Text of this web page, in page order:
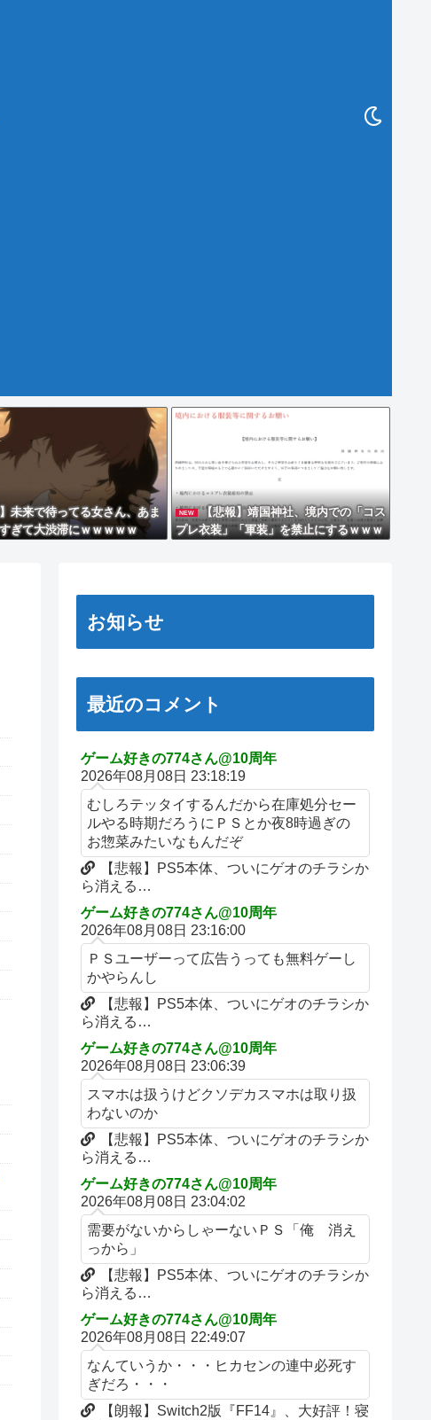
】未来で待ってる女さん、あま
ぎて大渋滞にｗｗｗｗｗ
NEW
【悲報】靖国神社、境内での「コス
プレ衣装」「軍装」を禁止にするｗｗｗ
お知らせ
最近のコメント
ゲーム好きの774さん@10周年
2026年08月08日 23:18:19
むしろテッタイするんだから在庫処分セー
ルやる時期だろうにＰＳとか夜8時過ぎの
お惣菜みたいなもんだぞ
【悲報】PS5本体、ついにゲオのチラシか
ら消える…
ゲーム好きの774さん@10周年
2026年08月08日 23:16:00
ＰＳユーザーって広告うっても無料ゲーし
かやらんし
【悲報】PS5本体、ついにゲオのチラシか
ら消える…
ゲーム好きの774さん@10周年
2026年08月08日 23:06:39
スマホは扱うけどクソデカスマホは取り扱
わないのか
【悲報】PS5本体、ついにゲオのチラシか
ら消える…
ゲーム好きの774さん@10周年
2026年08月08日 23:04:02
需要がないからしゃーないＰＳ「俺 消え
っから」
【悲報】PS5本体、ついにゲオのチラシか
ら消える…
ゲーム好きの774さん@10周年
2026年08月08日 22:49:07
なんていうか・・・ヒカセンの連中必死す
ぎだろ・・・
【朗報】Switch2版『FF14』、大好評！寝